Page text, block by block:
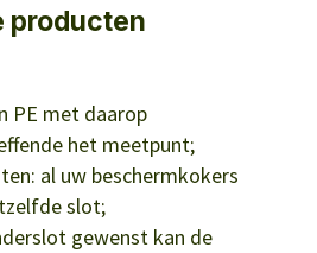
producten
PE met daarop
het meetpunt;
al uw beschermkokers
slot;
gewenst kan de